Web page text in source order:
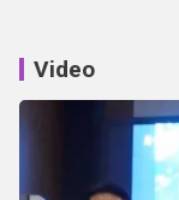
Video